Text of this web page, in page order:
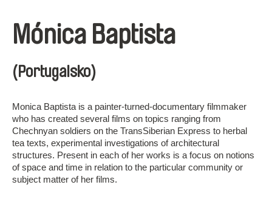
Mónica Baptista
(Portugalsko)
Monica Baptista is a painter-turned-documentary filmmaker
who has created several films on topics ranging from
Chechnyan soldiers on the TransSiberian Express to herbal
tea texts, experimental investigations of architectural
structures. Present in each of her works is a focus on notions
of space and time in relation to the particular community or
subject matter of her films.